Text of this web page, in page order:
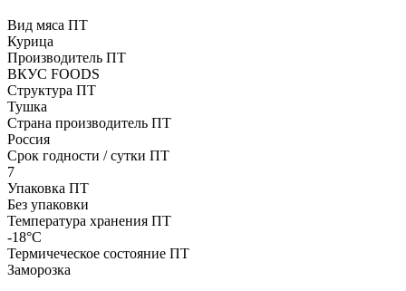
Вид мяса ПТ
Курица
Производитель ПТ
ВКУС FOODS
Структура ПТ
Тушка
Страна производитель ПТ
Россия
Срок годности / сутки ПТ
7
Упаковка ПТ
Без упаковки
Температура хранения ПТ
-18°С
Термичеческое состояние ПТ
Заморозка